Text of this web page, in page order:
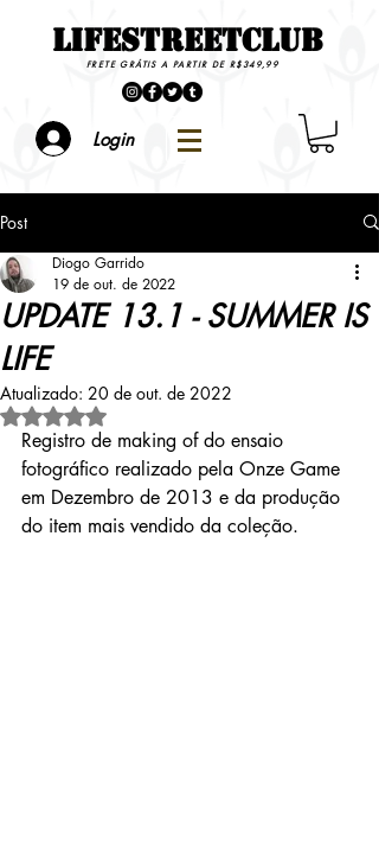
LIFESTREETCLUB
FRETE GRÁTIS A PARTIR DE R$349,99
Login
Post
UPDATE 13.1 - SUMMER IS
LIFE
Diogo Garrido
19 de out. de 2022
Atualizado: 20 de out. de 2022
Avaliado com NaN de 5 estrelas.
Registro de making of do ensaio
fotográfico realizado pela Onze Game
em Dezembro de 2013 e da produção
do item mais vendido da coleção.